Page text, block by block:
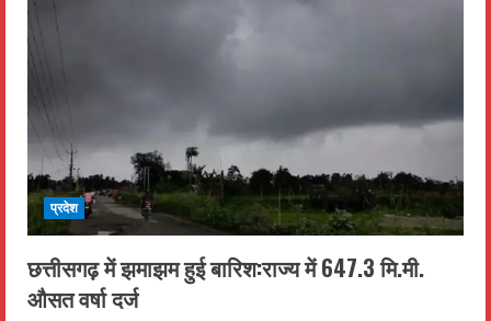
प्रदेश
छत्तीसगढ़ में झमाझम हुई बारिश:राज्य में 647.3 मि.मी.
औसत वर्षा दर्ज